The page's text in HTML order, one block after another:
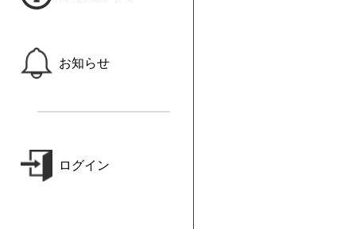
お知らせ
ログイン